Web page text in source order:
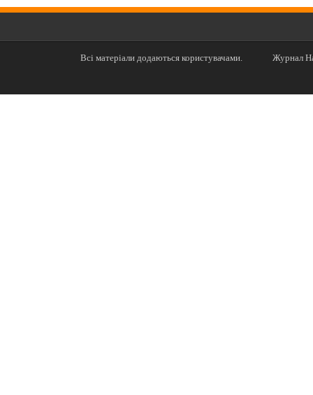
Всі матеріали додаються користувачами. Журнал